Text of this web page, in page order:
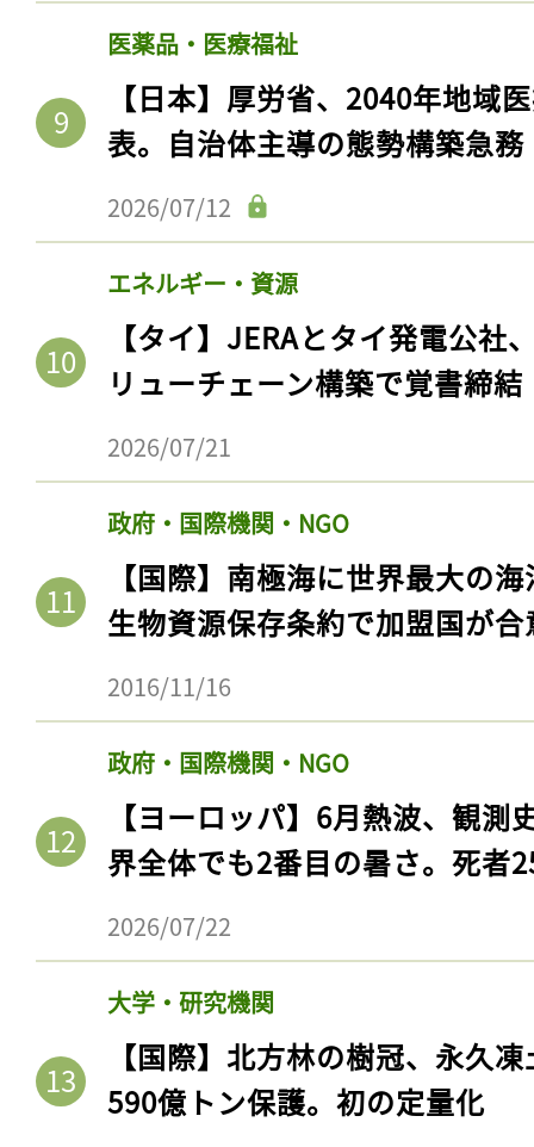
医薬品・医療福祉
【日本】厚労省、2040年地域
表。自治体主導の態勢構築急務
2026/07/12
エネルギー・資源
【タイ】JERAとタイ発電公社
リューチェーン構築で覚書締結
2026/07/21
政府・国際機関・NGO
【国際】南極海に世界最大の
生物資源保存条約で加盟国が合
2016/11/16
政府・国際機関・NGO
【ヨーロッパ】6月熱波、観
界全体でも2番目の暑さ。死者
2026/07/22
大学・研究機関
【国際】北方林の樹冠、永久
590億トン保護。初の定量化